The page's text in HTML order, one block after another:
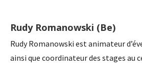
Rudy Romanowski (Be)
Rudy Romanowski est animateur
ainsi que coordinateur des stages au